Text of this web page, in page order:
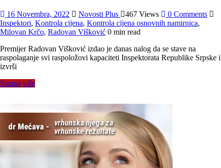
16 Novembra, 2022 Novosti Plus 467 Views
0 Comments
Inspektori, Kontrola cijena, Kontrola cijena osnovnih namirnica,
Milovan Krčo, Radovan Višković 0 min read
Premijer Radovan Višković izdao je danas nalog da se stave na
raspolaganje svi raspoložovi kapaciteti Inspektorata Republike Srpske i
izvrši
Saznaj više